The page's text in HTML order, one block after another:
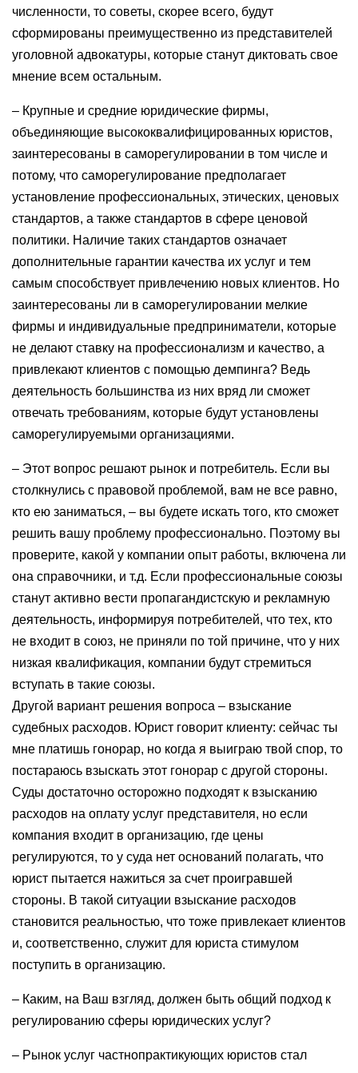
численности, то советы, скорее всего, будут
сформированы преимущественно из представителей
уголовной адвокатуры, которые станут диктовать свое
мнение всем остальным.
– Крупные и средние юридические фирмы,
объединяющие высококвалифицированных юристов,
заинтересованы в саморегулировании в том числе и
потому, что саморегулирование предполагает
установление профессиональных, этических, ценовых
стандартов, а также стандартов в сфере ценовой
политики. Наличие таких стандартов означает
дополнительные гарантии качества их услуг и тем
самым способствует привлечению новых клиентов. Но
заинтересованы ли в саморегулировании мелкие
фирмы и индивидуальные предприниматели, которые
не делают ставку на профессионализм и качество, а
привлекают клиентов с помощью демпинга? Ведь
деятельность большинства из них вряд ли сможет
отвечать требованиям, которые будут установлены
саморегулируемыми организациями.
– Этот вопрос решают рынок и потребитель. Если вы
столкнулись с правовой проблемой, вам не все равно,
кто ею заниматься, – вы будете искать того, кто сможет
решить вашу проблему профессионально. Поэтому вы
проверите, какой у компании опыт работы, включена ли
она справочники, и т.д. Если профессиональные союзы
станут активно вести пропагандистскую и рекламную
деятельность, информируя потребителей, что тех, кто
не входит в союз, не приняли по той причине, что у них
низкая квалификация, компании будут стремиться
вступать в такие союзы.
Другой вариант решения вопроса – взыскание
судебных расходов. Юрист говорит клиенту: сейчас ты
мне платишь гонорар, но когда я выиграю твой спор, то
постараюсь взыскать этот гонорар с другой стороны.
Суды достаточно осторожно подходят к взысканию
расходов на оплату услуг представителя, но если
компания входит в организацию, где цены
регулируются, то у суда нет оснований полагать, что
юрист пытается нажиться за счет проигравшей
стороны. В такой ситуации взыскание расходов
становится реальностью, что тоже привлекает клиентов
и, соответственно, служит для юриста стимулом
поступить в организацию.
– Каким, на Ваш взгляд, должен быть общий подход к
регулированию сферы юридических услуг?
– Рынок услуг частнопрактикующих юристов стал